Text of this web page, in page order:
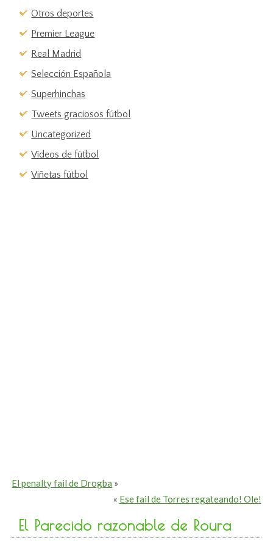
Otros deportes
Premier League
Real Madrid
Selección Española
Superhinchas
Tweets graciosos fútbol
Uncategorized
Vídeos de fútbol
Viñetas fútbol
El penalty fail de Drogba »
« Ese fail de Torres regateando! Ole!
El Parecido razonable de Roura